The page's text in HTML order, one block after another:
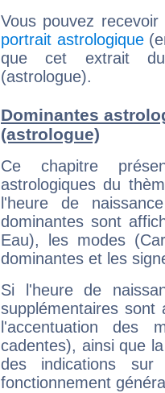
Vous pouvez
portrait astrologique
que cet extrait
(astrologue).
Dominantes
(astrologue)
Ce chapitre
astrologiques du
l'heure de
dominantes sont
Eau), les modes
dominantes et les
Si l'heure de
supplémentaires sont
l'accentuation des
cadentes), ainsi que
des indications sur
fonctionnement